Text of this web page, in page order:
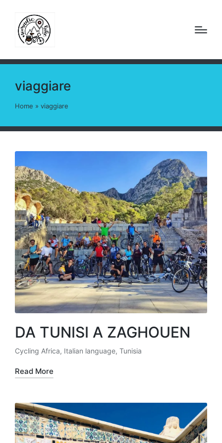
viaggiare
Home » viaggiare
DA TUNISI A ZAGHOUEN
Posted
in
Cycling Africa, Italian language, Tunisia
Read More